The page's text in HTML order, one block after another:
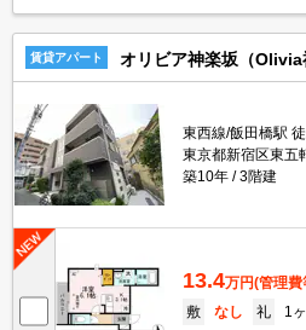
賃貸アパート オリビア神楽坂（Olivia
東西線/飯田橋駅
東京都新宿区東五
築10年
3階建
13.4万円(管理費
敷
なし 礼
1